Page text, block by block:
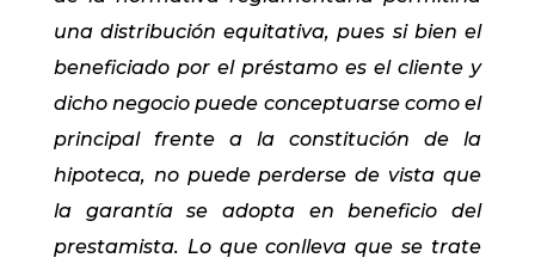
una distribución equitativa, pues si bien el
beneficiado por el préstamo es el cliente y
dicho negocio puede conceptuarse como el
principal frente a la constitución de la
hipoteca, no puede perderse de vista que
la garantía se adopta en beneficio del
prestamista. Lo que conlleva que se trate